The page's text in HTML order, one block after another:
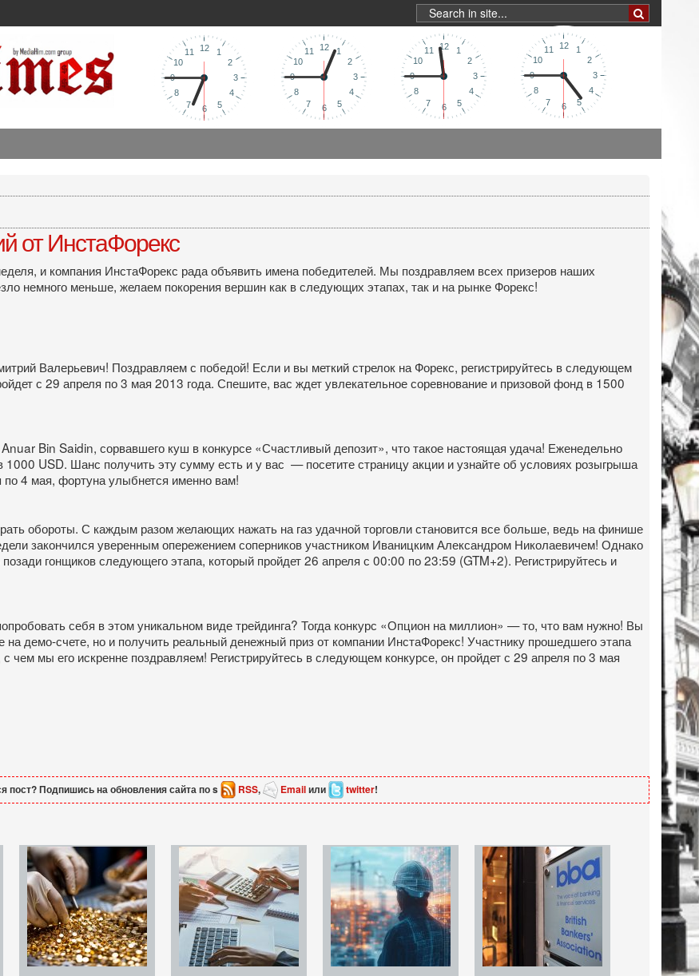
от ИнстаФорекс
и компания ИнстаФорекс рада объявить имена победителей. Мы поздравляем всех призеров наших
немного меньше, желаем покорения вершин как в следующих этапах, так и на рынке Форекс!
Валерьевич! Поздравляем с победой! Если и вы меткий стрелок на Форекс, регистрируйтесь в следующем
с 29 апреля по 3 мая 2013 года. Спешите, вас ждет увлекательное соревнование и призовой фонд в 1500
Bin Saidin, сорвавшего куш в конкурсе «Счастливый депозит», что такое настоящая удача! Еженедельно
1000 USD. Шанс получить эту сумму есть и у вас — посетите страницу акции и узнайте об условиях розыгрыша
4 мая, фортуна улыбнется именно вам!
обороты. С каждым разом желающих нажать на газ удачной торговли становится все больше, ведь на финише
закончился уверенным опережением соперников участником Иваницким Александром Николаевичем! Однако
гонщиков следующего этапа, который пройдет 26 апреля с 00:00 по 23:59 (GTM+2). Регистрируйтесь и
себя в этом уникальном виде трейдинга? Тогда конкурс «Опцион на миллион» — то, что вам нужно! Вы
на демо-счете, но и получить реальный денежный приз от компании ИнстаФорекс! Участнику прошедшего этапа
мы его искренне поздравляем! Регистрируйтесь в следующем конкурсе, он пройдет с 29 апреля по 3 мая
пост? Подпишись на обновления сайта по s RSS, Emailили twitter!